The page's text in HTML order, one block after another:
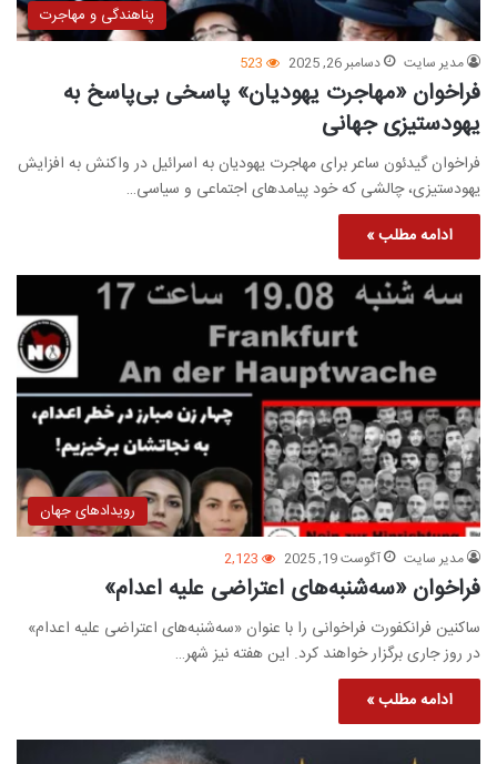
پناهندگی و مهاجرت
مدیر سایت دسامبر 26, 2025 523
فراخوان «مهاجرت یهودیان» پاسخی بی‌پاسخ به
یهودستیزی جهانی
فراخوان گیدئون ساعر برای مهاجرت یهودیان به اسرائیل در واکنش به افزایش
یهودستیزی، چالشی که خود پیامدهای اجتماعی و سیاسی…
ادامه مطلب »
رویدادهای جهان
مدیر سایت آگوست 19, 2025 2,123
فراخوان «سه‌شنبه‌های اعتراضی علیه اعدام»
ساکنین فرانکفورت فراخوانی را با عنوان «سه‌شنبه‌های اعتراضی علیه اعدام»
در روز جاری برگزار خواهند کرد. این هفته نیز شهر…
ادامه مطلب »